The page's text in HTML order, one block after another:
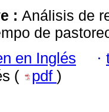
: Análisis de
de
en Inglés ·
( pdf )